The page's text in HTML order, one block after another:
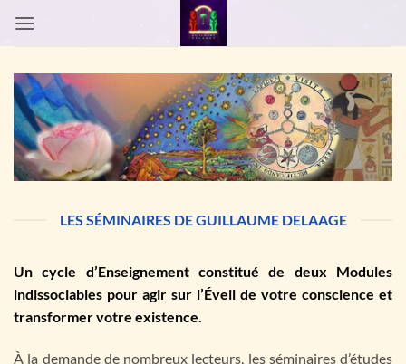
LES SÉMINAIRES DE GUILLAUME DELAAGE
Un cycle d’Enseignement constitué de deux Modules
indissociables pour agir sur l’Éveil de votre conscience et
transformer votre existence.
À la demande de nombreux lecteurs, les séminaires d’études